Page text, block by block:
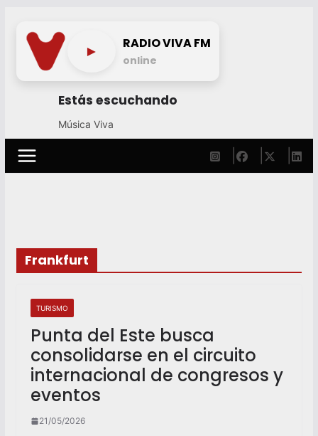
content
► RADIO VIVA FM
online
Estás escuchando
Música Viva
Frankfurt
TURISMO
Punta del Este busca
consolidarse en el circuito
internacional de congresos y
eventos
21/05/2026